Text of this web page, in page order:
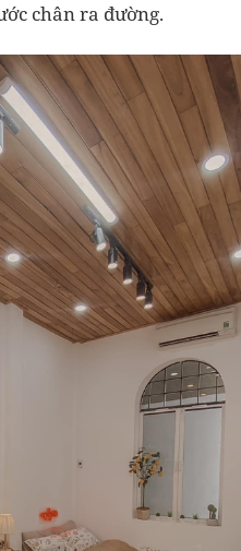
chân ra đường.